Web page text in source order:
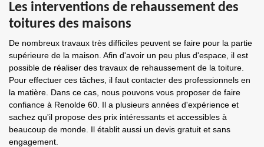
Les interventions de rehaussement des
toitures des maisons
De nombreux travaux très difficiles peuvent se faire pour la partie
supérieure de la maison. Afin d'avoir un peu plus d'espace, il est
possible de réaliser des travaux de rehaussement de la toiture.
Pour effectuer ces tâches, il faut contacter des professionnels en
la matière. Dans ce cas, nous pouvons vous proposer de faire
confiance à Renolde 60. Il a plusieurs années d'expérience et
sachez qu'il propose des prix intéressants et accessibles à
beaucoup de monde. Il établit aussi un devis gratuit et sans
engagement.